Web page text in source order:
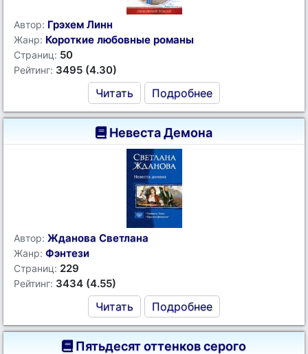
Автор: Грэхем Линн
Жанр: Короткие любовные романы
Страниц: 50
Рейтинг: 3495 (4.30)
Читать Подробнее
Невеста Демона
Автор: Жданова Светлана
Жанр: Фэнтези
Страниц: 229
Рейтинг: 3434 (4.55)
Читать Подробнее
Пятьдесят оттенков серого